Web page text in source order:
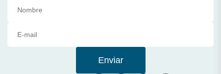
Enviar